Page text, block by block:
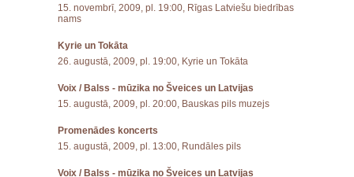
15. novembrī, 2009, pl. 19:00, Rīgas Latviešu biedrības
nams
Kyrie un Tokāta
26. augustā, 2009, pl. 19:00, Kyrie un Tokāta
Voix / Balss - mūzika no Šveices un Latvijas
15. augustā, 2009, pl. 20:00, Bauskas pils muzejs
Promenādes koncerts
15. augustā, 2009, pl. 13:00, Rundāles pils
Voix / Balss - mūzika no Šveices un Latvijas